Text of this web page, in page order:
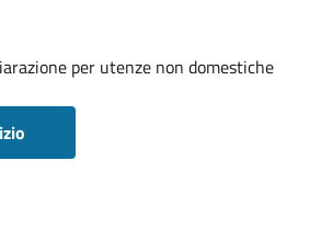
per utenze non domestiche